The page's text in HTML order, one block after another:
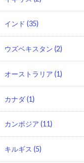
インド (35)
ウズベキスタン (2)
オーストラリア (1)
カナダ(1)
カンボジア (11)
キルギス (5)